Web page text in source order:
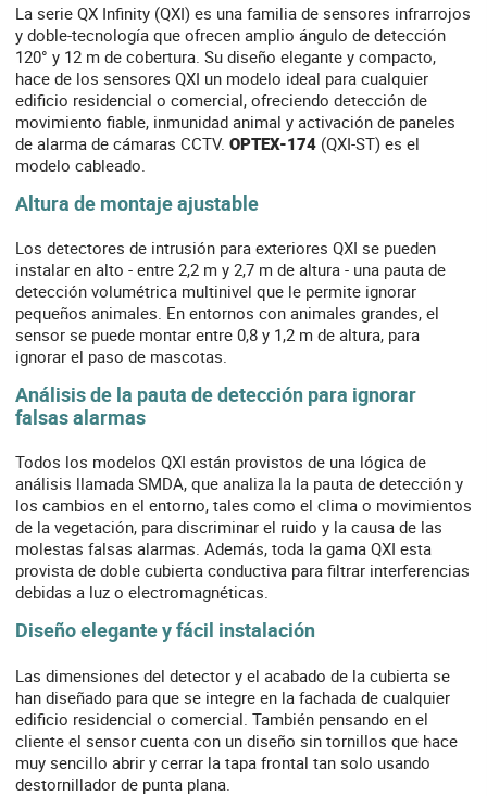
La serie QX Infinity (QXI) es una familia de sensores infrarrojos
y doble-tecnología que ofrecen amplio ángulo de detección
120° y 12 m de cobertura. Su diseño elegante y compacto,
hace de los sensores QXI un modelo ideal para cualquier
edificio residencial o comercial, ofreciendo detección de
movimiento fiable, inmunidad animal y activación de paneles
de alarma de cámaras CCTV. OPTEX-174 (QXI-ST) es el
modelo cableado.
Altura de montaje ajustable
Los detectores de intrusión para exteriores QXI se pueden
instalar en alto - entre 2,2 m y 2,7 m de altura - una pauta de
detección volumétrica multinivel que le permite ignorar
pequeños animales. En entornos con animales grandes, el
sensor se puede montar entre 0,8 y 1,2 m de altura, para
ignorar el paso de mascotas.
Análisis de la pauta de detección para ignorar
falsas alarmas
Todos los modelos QXI están provistos de una lógica de
análisis llamada SMDA, que analiza la la pauta de detección y
los cambios en el entorno, tales como el clima o movimientos
de la vegetación, para discriminar el ruido y la causa de las
molestas falsas alarmas. Además, toda la gama QXI esta
provista de doble cubierta conductiva para filtrar interferencias
debidas a luz o electromagnéticas.
Diseño elegante y fácil instalación
Las dimensiones del detector y el acabado de la cubierta se
han diseñado para que se integre en la fachada de cualquier
edificio residencial o comercial. También pensando en el
cliente el sensor cuenta con un diseño sin tornillos que hace
muy sencillo abrir y cerrar la tapa frontal tan solo usando
destornillador de punta plana.